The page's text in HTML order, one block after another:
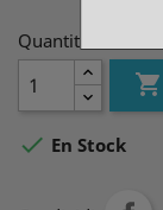
Quantità

 En Stock